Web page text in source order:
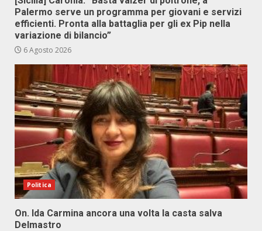
Palermo serve un programma per giovani e servizi
efficienti. Pronta alla battaglia per gli ex Pip nella
variazione di bilancio”
6 Agosto 2026
Politica
On. Ida Carmina ancora una volta la casta salva
Delmastro